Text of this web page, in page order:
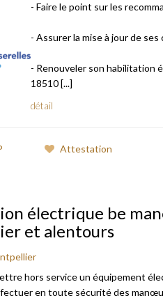
- Faire le point sur les
- Assurer la mise à jour de
- Renouveler son habilitation
18510 [...]
détail
Attestation
électrique be
et alentours
hors service un équipement
en toute sécurité des